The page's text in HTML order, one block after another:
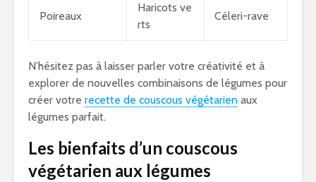
Poireaux
Haricots ve
rts
Céleri-rave
N’hésitez pas à laisser parler votre créativité et à
explorer de nouvelles combinaisons de légumes pour
créer votre recette de couscous végétarien aux
légumes parfait.
Les bienfaits d’un couscous
végétarien aux légumes